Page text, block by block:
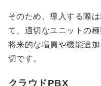
そのため、導入する際
て、適切なユニットの
将来的な増員や機能追
切です。
クラウドPBX